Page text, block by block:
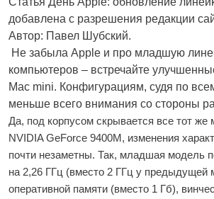
добавлена с разрешения редакции
Автор: Павел Шубский.
Не забыла Apple и про младшую
компьютеров – встречайте
Mac mini. Конфигурациям, судя по
меньше всего внимания со стороны
Да, под корпусом скрывается все тот же
NVIDIA GeForce 9400M, изменения
почти незаметны. Так, младшая модель
на 2,26 ГГц (вместо 2 ГГц у предыдущей
оперативной памяти (вместо 1 Гб),